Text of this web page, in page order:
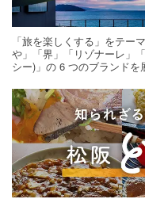
「旅を楽しくする」をテー
や」「界」「リゾナーレ」
シー)」の 6 つのブランド